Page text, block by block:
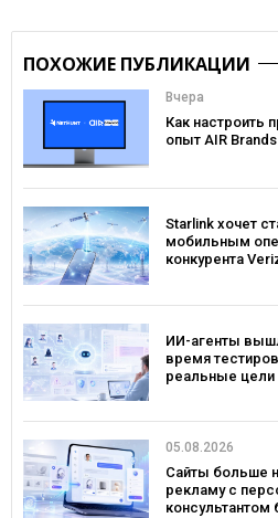
ПОХОЖИЕ ПУБЛИКАЦИИ
Вчера
Как настроить
опыт AIR
Starlink хочет
мобильным
конкурента
ИИ-агенты
время
реальные цели
05.08.2026
Сайты больше
рекламу с
консультантом